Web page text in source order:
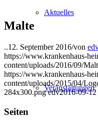
Aktuelles
Veranstaltungen
Malte
..12. September 2016/von
https://www.krankenhaus-
content/uploads/2016/09/
https://www.krankenhaus-
content/uploads/2015/04/
284x300.png edv2016-09-
Seiten